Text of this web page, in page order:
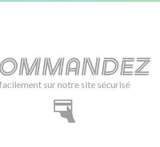
sur notre site sécurisé